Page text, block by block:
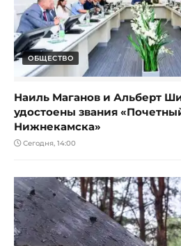
ОБЩЕСТВО
Наиль Маганов и Альберт
удостоены звания
Нижнекамска»
Сегодня, 14:00